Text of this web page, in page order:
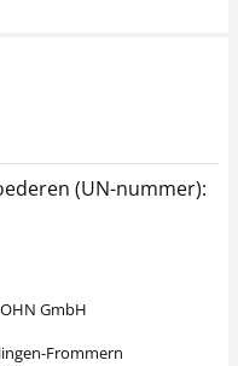
(UN-nummer):
GmbH
Frommern